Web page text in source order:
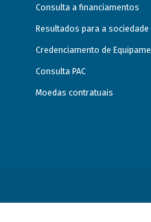
Consulta a financiamentos
Resultados para a sociedade
Credenciamento de
Consulta PAC
Moedas contratuais